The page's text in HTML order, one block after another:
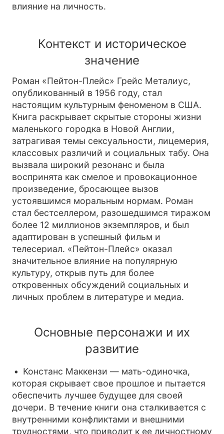
влияние на личность.
Контекст и историческое
значение
Роман «Пейтон-Плейс» Грейс Металиус,
опубликованный в 1956 году, стал
настоящим культурным феноменом в США.
Книга раскрывает скрытые стороны жизни
маленького городка в Новой Англии,
затрагивая темы сексуальности, лицемерия,
классовых различий и социальных табу. Она
вызвала широкий резонанс и была
воспринята как смелое и провокационное
произведение, бросающее вызов
устоявшимся моральным нормам. Роман
стал бестселлером, разошедшимся тиражом
более 12 миллионов экземпляров, и был
адаптирован в успешный фильм и
телесериал. «Пейтон-Плейс» оказал
значительное влияние на популярную
культуру, открыв путь для более
откровенных обсуждений социальных и
личных проблем в литературе и медиа.
Основные персонажи и их
развитие
Констанс Маккензи — мать-одиночка,
которая скрывает свое прошлое и пытается
обеспечить лучшее будущее для своей
дочери. В течение книги она сталкивается с
внутренними конфликтами и внешними
трудностями, что приводит к ее личностному